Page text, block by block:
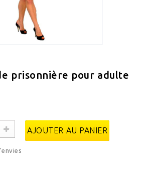
prisonnière pour adulte
AJOUTER AU PANIER